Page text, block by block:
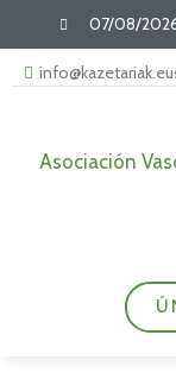
07/08/
Asociación